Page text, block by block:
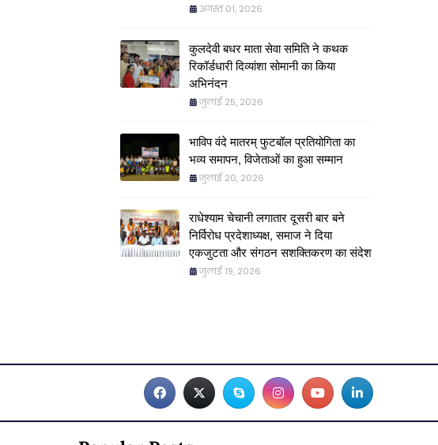
अगस्त 01, 2026
कुलदेवी बधर माता सेवा समिति ने कथक
रिकॉर्डधारी दिव्यांशा सोमानी का किया
अभिनंदन
जुलाई 25, 2026
भाविप वंदे मातरम् फुटबॉल प्रतियोगिता का
भव्य समापन, विजेताओं का हुआ सम्मान
जुलाई 20, 2026
राधेश्याम चेचानी लगातार दूसरी बार बने
निर्विरोध प्रदेशाध्यक्ष, समाज ने दिया
एकजुटता और संगठन सशक्तिकरण का संदेश
जुलाई 19, 2026